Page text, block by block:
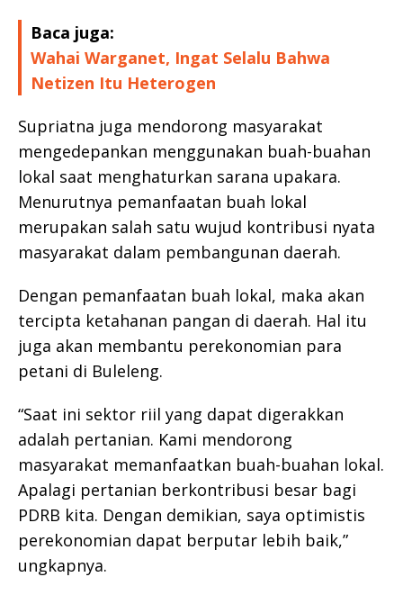
Baca juga:
Wahai Warganet, Ingat Selalu Bahwa
Netizen Itu Heterogen
Supriatna juga mendorong masyarakat
mengedepankan menggunakan buah-buahan
lokal saat menghaturkan sarana upakara.
Menurutnya pemanfaatan buah lokal
merupakan salah satu wujud kontribusi nyata
masyarakat dalam pembangunan daerah.
Dengan pemanfaatan buah lokal, maka akan
tercipta ketahanan pangan di daerah. Hal itu
juga akan membantu perekonomian para
petani di Buleleng.
“Saat ini sektor riil yang dapat digerakkan
adalah pertanian. Kami mendorong
masyarakat memanfaatkan buah-buahan lokal.
Apalagi pertanian berkontribusi besar bagi
PDRB kita. Dengan demikian, saya optimistis
perekonomian dapat berputar lebih baik,”
ungkapnya.